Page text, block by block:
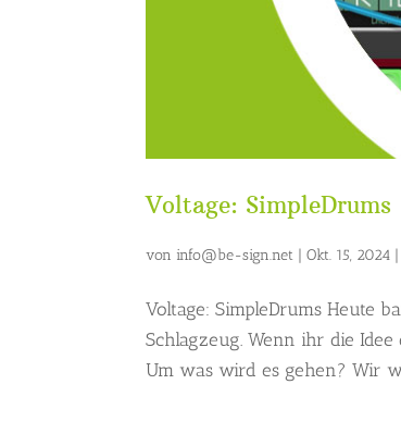
Voltage: SimpleDrums
von info@be-sign.net |Okt. 15, 2024
Voltage: SimpleDrums Heute
Schlagzeug. Wenn ihr die
Um was wird es gehen? Wir